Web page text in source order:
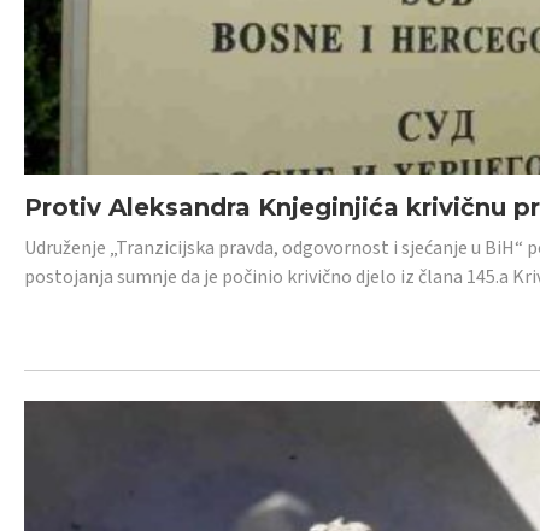
Protiv Aleksandra Knjeginjića krivičnu
Udruženje „Tranzicijska pravda, odgovornost i sjećanje u
postojanja sumnje da je počinio krivično djelo iz člana 145.a